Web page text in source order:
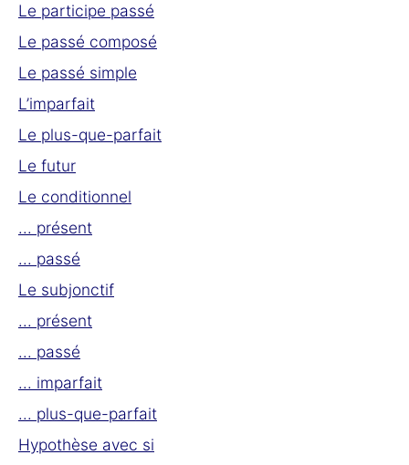
Le participe passé
Le passé composé
Le passé simple
L’imparfait
Le plus-que-parfait
Le futur
Le conditionnel
... présent
... passé
Le subjonctif
... présent
... passé
... imparfait
... plus-que-parfait
Hypothèse avec si